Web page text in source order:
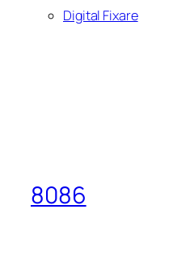
Digital Fixare
8086